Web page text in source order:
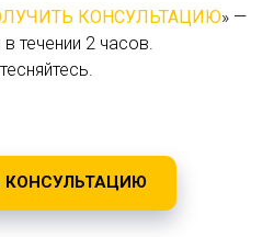
КОНСУЛЬТАЦИЮ» —
течении 2 часов.
КОНСУЛЬТАЦИЮ